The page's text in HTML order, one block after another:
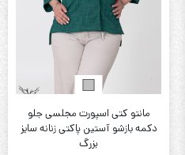
مانتو کتی اسپورت مجلسی جلو
دکمه بازشو آستین پاکتی زنانه سایز
بزرگ